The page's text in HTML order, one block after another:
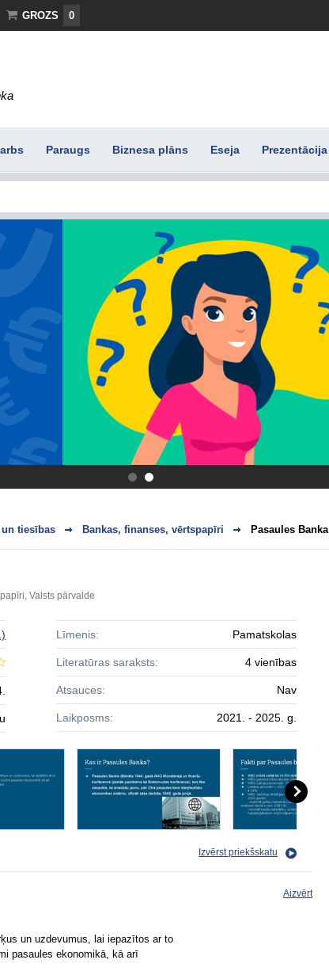
GROZS 0
Paraugs Biznesa plāns Eseja Prezentācija
.
tiesības Bankas, finanses, vērtspapīri Pasaules Banka
, Valsts pārvalde
Līmenis: Pamatskolas
Literatūras saraksts: 4 vienības
Atsauces: Nav
Laikposms: 2021. - 2025. g.
Izvērst priekšskatu
Aizvērt
un uzdevumus, lai iepazītos ar to
pasaules ekonomikā, kā arī